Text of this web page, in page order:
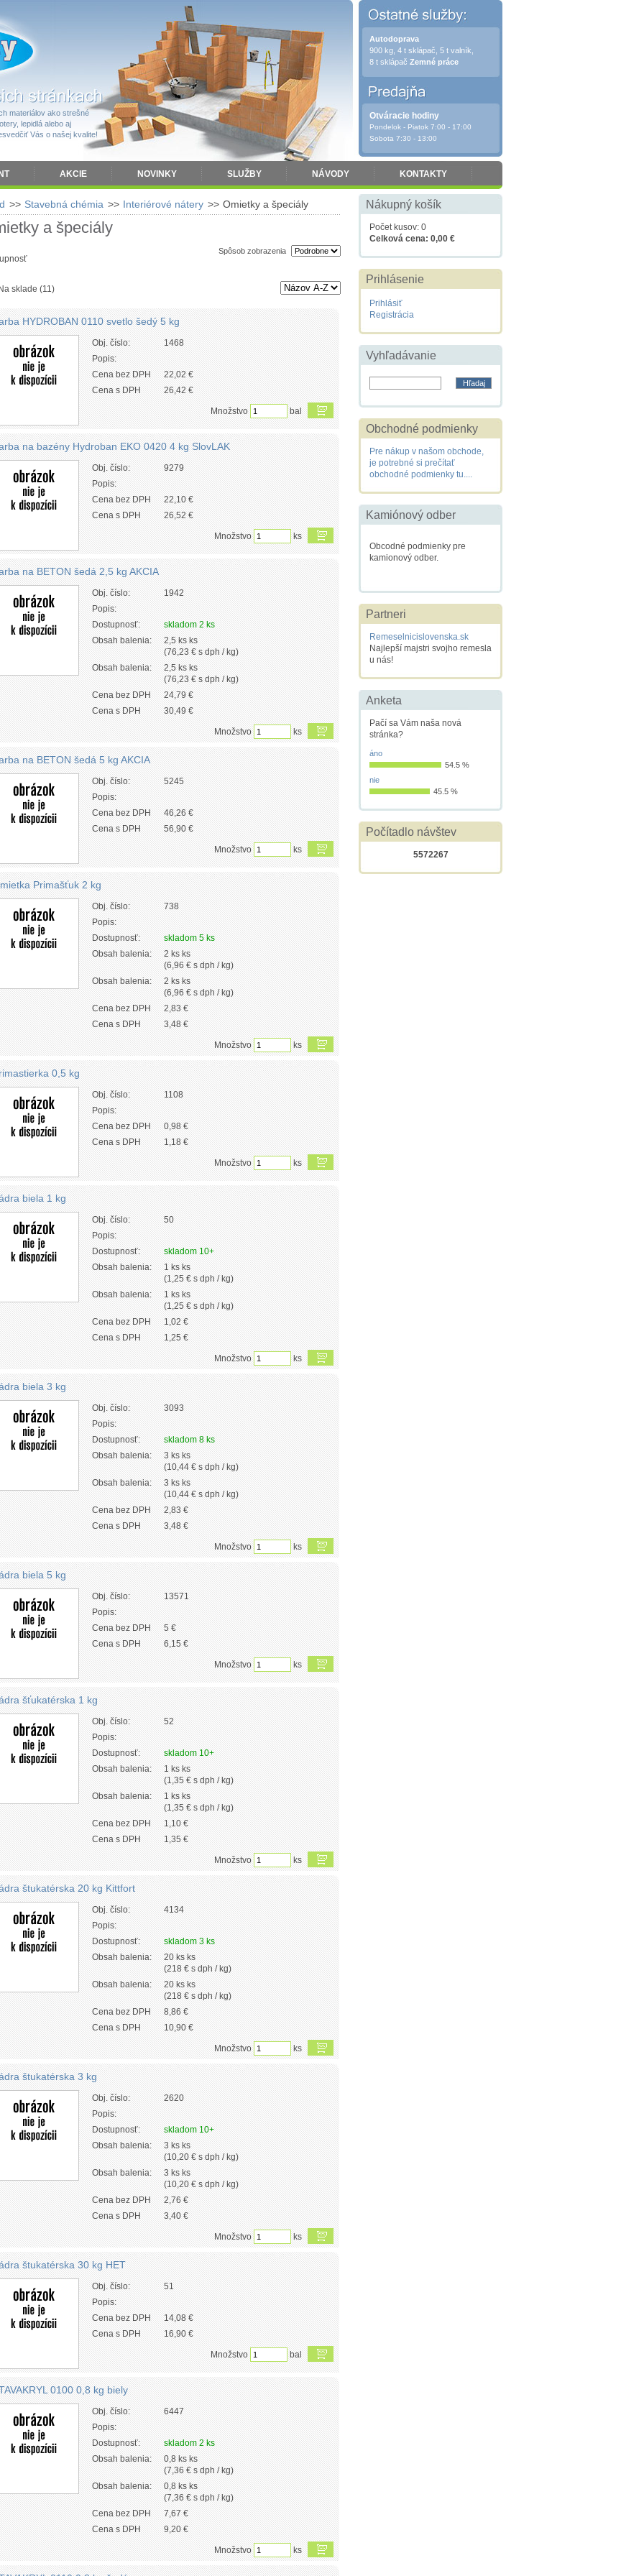
materiálov ako strešné
lepidlá alebo aj
Vás o našej kvalite!
AKCIE NOVINKY SLUŽBY NÁVODY KONTAKTY
Autodoprava
900 kg, 4 t sklápač, 5 t valník,
8 t sklápač Zemné práce
Otváracie hodiny
Pondelok - Piatok 7:00 - 17:00
Sobota 7:30 - 13:00
>> Stavebná chémia >> Interiérové nátery >> Omietky a špeciály
a špeciály
Spôsob zobrazenia
sklade (11)
HYDROBAN 0110 svetlo šedý 5 kg
Obj. číslo:
1468
Popis:
Cena bez DPH
22,02 €
Cena s DPH
26,42 €
Množstvo bal
na bazény Hydroban EKO 0420 4 kg SlovLAK
Obj. číslo:
9279
Popis:
Cena bez DPH
22,10 €
Cena s DPH
26,52 €
Množstvo ks
na BETON šedá 2,5 kg AKCIA
Obj. číslo:
1942
Popis:
Dostupnosť:
skladom 2 ks
Obsah balenia:
2,5 ks ks
(76,23 € s dph / kg)
Obsah balenia:
2,5 ks ks
(76,23 € s dph / kg)
Cena bez DPH
24,79 €
Cena s DPH
30,49 €
Množstvo ks
na BETON šedá 5 kg AKCIA
Obj. číslo:
5245
Popis:
Cena bez DPH
46,26 €
Cena s DPH
56,90 €
Množstvo ks
Primašťuk 2 kg
Obj. číslo:
738
Popis:
Dostupnosť:
skladom 5 ks
Obsah balenia:
2 ks ks
(6,96 € s dph / kg)
Obsah balenia:
2 ks ks
(6,96 € s dph / kg)
Cena bez DPH
2,83 €
Cena s DPH
3,48 €
Množstvo ks
0,5 kg
Obj. číslo:
1108
Popis:
Cena bez DPH
0,98 €
Cena s DPH
1,18 €
Množstvo ks
biela 1 kg
Obj. číslo:
50
Popis:
Dostupnosť:
skladom 10+
Obsah balenia:
1 ks ks
(1,25 € s dph / kg)
Obsah balenia:
1 ks ks
(1,25 € s dph / kg)
Cena bez DPH
1,02 €
Cena s DPH
1,25 €
Množstvo ks
biela 3 kg
Obj. číslo:
3093
Popis:
Dostupnosť:
skladom 8 ks
Obsah balenia:
3 ks ks
(10,44 € s dph / kg)
Obsah balenia:
3 ks ks
(10,44 € s dph / kg)
Cena bez DPH
2,83 €
Cena s DPH
3,48 €
Množstvo ks
biela 5 kg
Obj. číslo:
13571
Popis:
Cena bez DPH
5 €
Cena s DPH
6,15 €
Množstvo ks
šťukatérska 1 kg
Obj. číslo:
52
Popis:
Dostupnosť:
skladom 10+
Obsah balenia:
1 ks ks
(1,35 € s dph / kg)
Obsah balenia:
1 ks ks
(1,35 € s dph / kg)
Cena bez DPH
1,10 €
Cena s DPH
1,35 €
Množstvo ks
štukatérska 20 kg Kittfort
Obj. číslo:
4134
Popis:
Dostupnosť:
skladom 3 ks
Obsah balenia:
20 ks ks
(218 € s dph / kg)
Obsah balenia:
20 ks ks
(218 € s dph / kg)
Cena bez DPH
8,86 €
Cena s DPH
10,90 €
Množstvo ks
štukatérska 3 kg
Obj. číslo:
2620
Popis:
Dostupnosť:
skladom 10+
Obsah balenia:
3 ks ks
(10,20 € s dph / kg)
Obsah balenia:
3 ks ks
(10,20 € s dph / kg)
Cena bez DPH
2,76 €
Cena s DPH
3,40 €
Množstvo ks
štukatérska 30 kg HET
Obj. číslo:
51
Popis:
Cena bez DPH
14,08 €
Cena s DPH
16,90 €
Množstvo bal
0100 0,8 kg biely
Obj. číslo:
6447
Popis:
Dostupnosť:
skladom 2 ks
Obsah balenia:
0,8 ks ks
(7,36 € s dph / kg)
Obsah balenia:
0,8 ks ks
(7,36 € s dph / kg)
Cena bez DPH
7,67 €
Cena s DPH
9,20 €
Množstvo ks
Nákupný košík
Počet kusov: 0
Celková cena: 0,00 €
Prihlásenie
Prihlásiť
Registrácia
Vyhľadávanie
Obchodné podmienky
Pre nákup v našom obchode,
je potrebné si prečítať
obchodné podmienky tu....
Kamiónový odber
Obcodné podmienky pre
kamionový odber.
Partneri
Remeselnicislovenska.sk
Najlepší majstri svojho remesla
u nás!
Anketa
Pačí sa Vám naša nová
stránka?
áno
54.5 %
nie
45.5 %
Počítadlo návštev
5572267